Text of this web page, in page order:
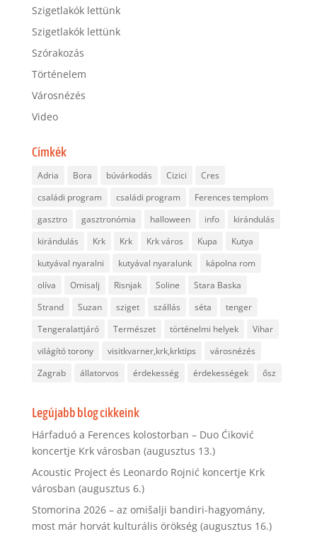
Szigetlakók lettünk
Szigetlakók lettünk
Szórakozás
Történelem
Városnézés
Video
Címkék
Adria Bora búvárkodás Cizici
Cres
családi program
családi program
Ferences templom
gasztro
gasztronómia halloween info
kirándulás
kirándulás
Krk Krk Krk város Kupa
Kutya
kutyával nyaralni
kutyával nyaralunk
kápolna rom
olíva
Omisalj Risnjak Soline
Stara Baska
Strand
Suzan sziget szállás séta
tenger
Tengeralattjáró
Természet történelmi helyek
Vihar
világító torony
visitkvarner,krk,krktips
városnézés
Zagrab
állatorvos érdekesség érdekességek ősz
Legújabb blog cikkeink
Hárfaduó a Ferences kolostorban – Duo Ćiković
koncertje Krk városban (augusztus 13.)
Acoustic Project és Leonardo Rojnić koncertje Krk
városban (augusztus 6.)
Stomorina 2026 – az omišalji bandiri-hagyomány,
most már horvát kulturális örökség (augusztus 16.)